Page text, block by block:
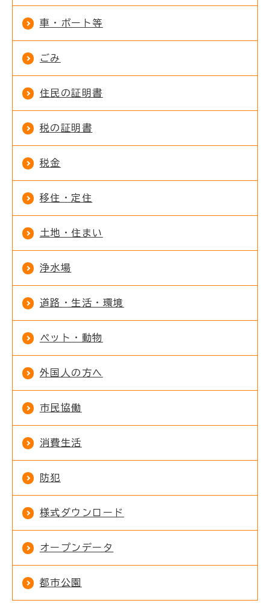
車・ボート等
ごみ
住民の証明書
税の証明書
税金
移住・定住
土地・住まい
浄水場
道路・生活・環境
ペット・動物
外国人の方へ
市民協働
消費生活
防犯
様式ダウンロード
オープンデータ
都市公園